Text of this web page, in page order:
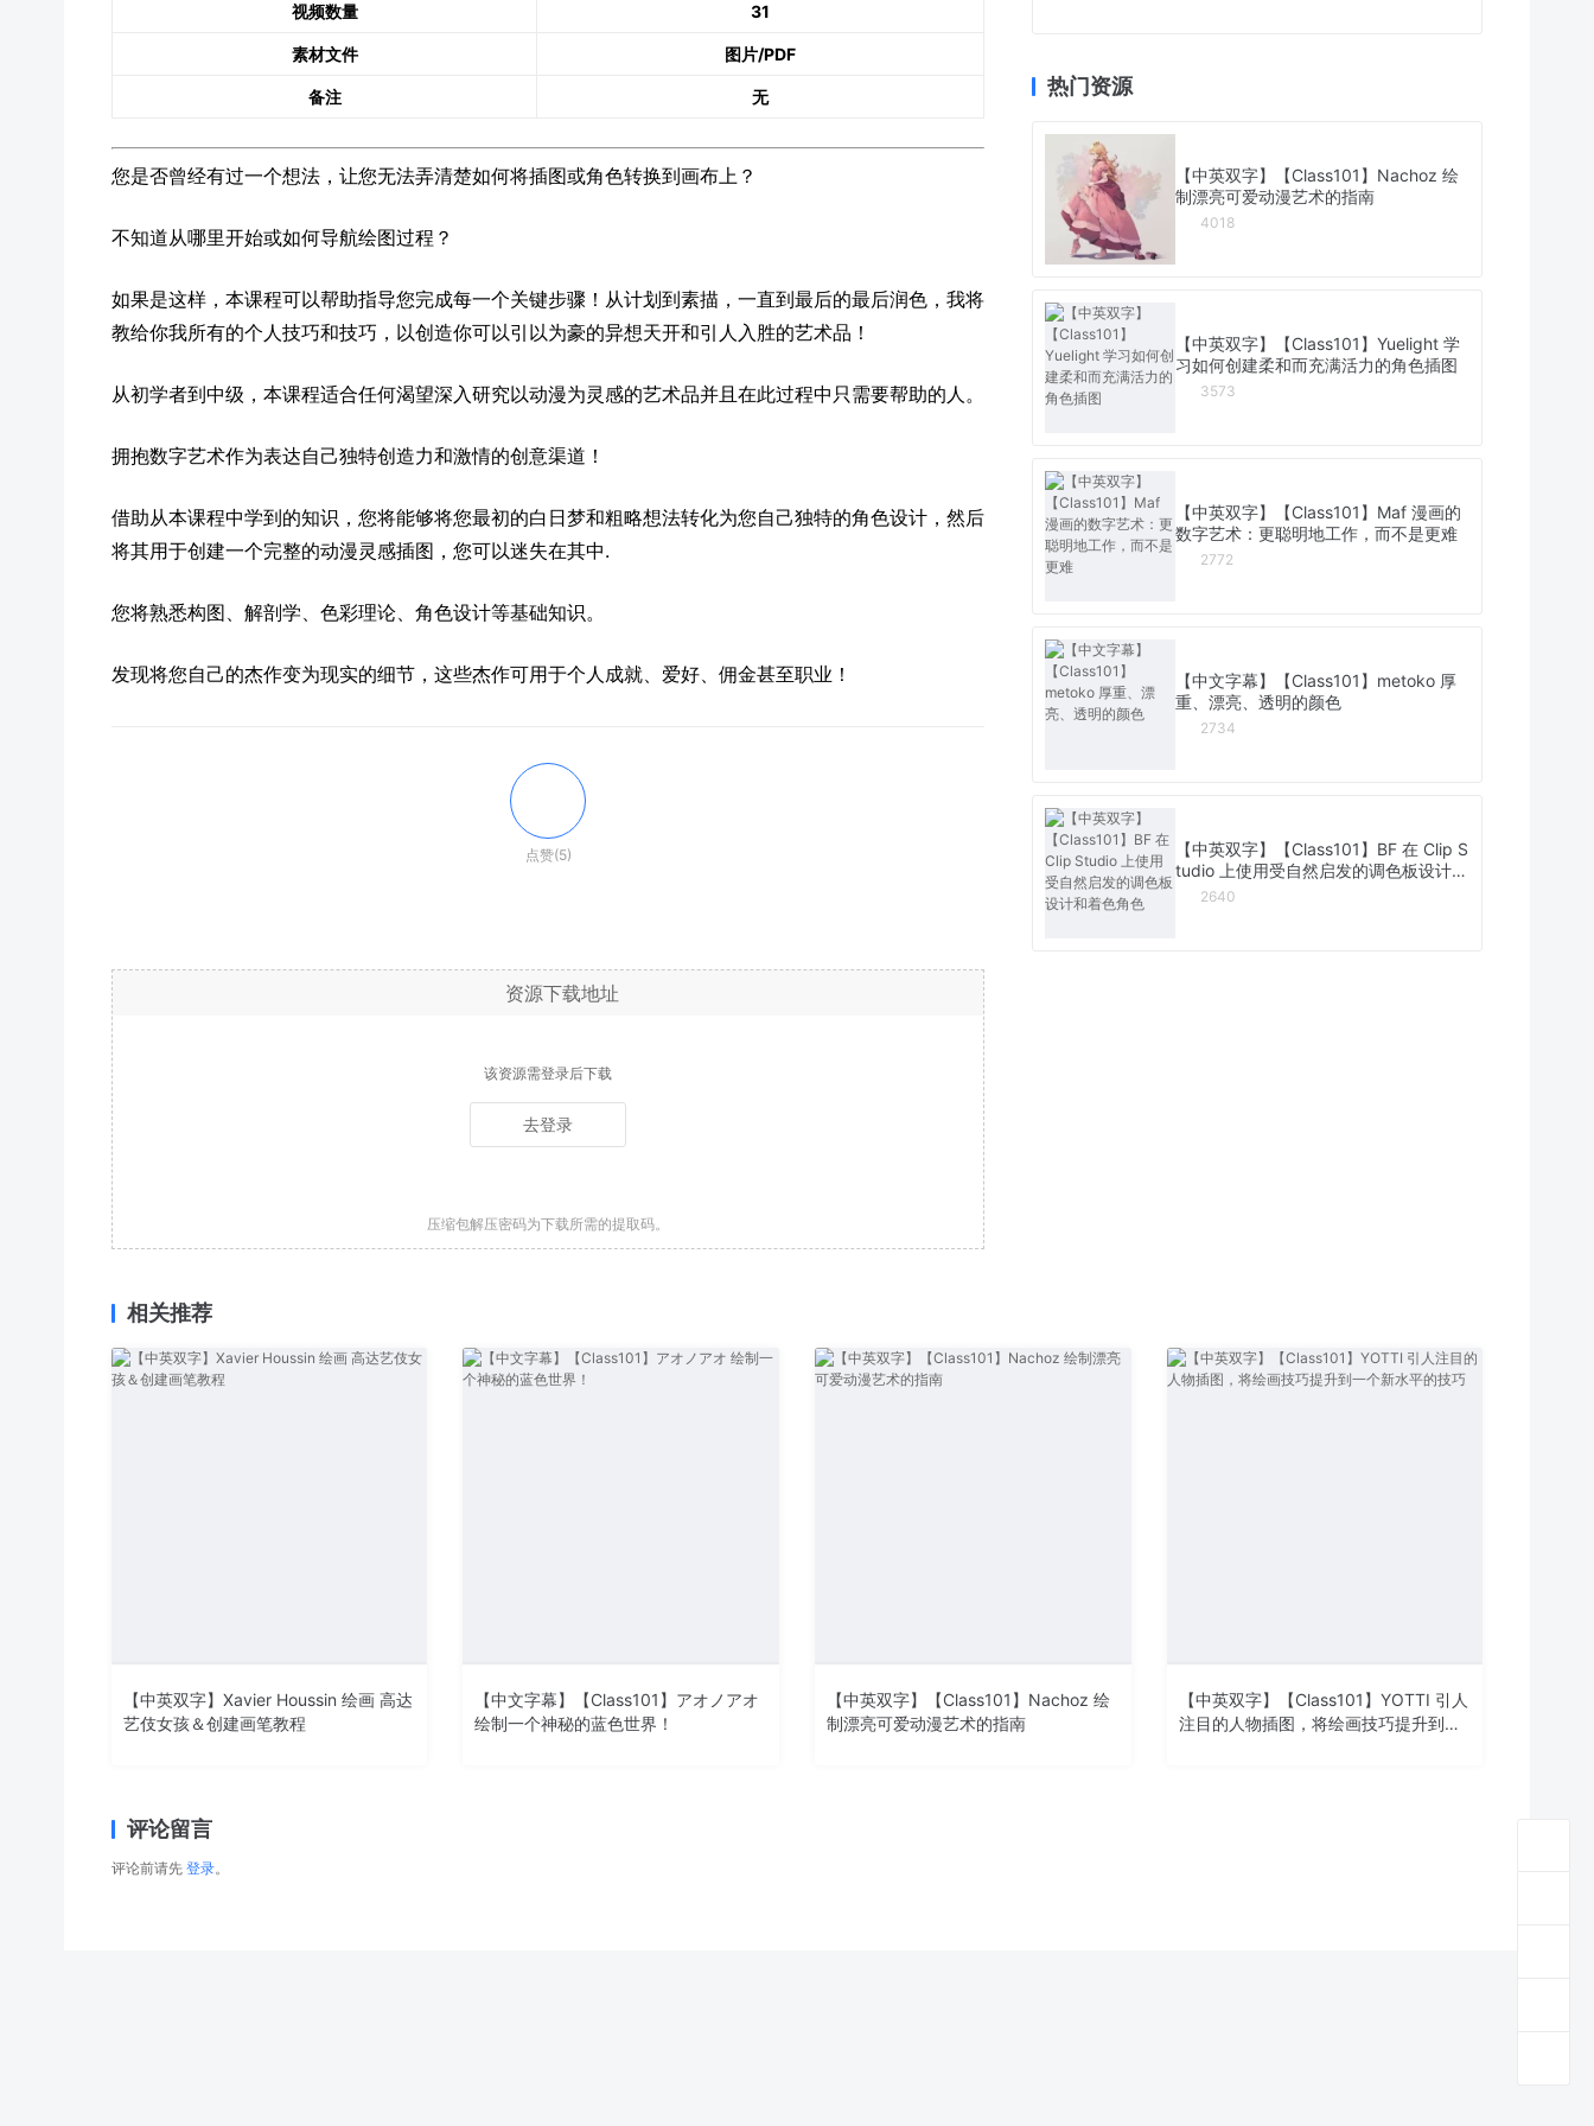
视频数量 31
素材文件 图片/PDF
备注 无
您是否曾经有过一个想法，让您无法弄清楚如何将插图或角色转换到画布上？
不知道从哪里开始或如何导航绘图过程？
如果是这样，本课程可以帮助指导您完成每一个关键步骤！从计划到素描，一直到最后的最后润色，我将
教给你我所有的个人技巧和技巧，以创造你可以引以为豪的异想天开和引人入胜的艺术品！
从初学者到中级，本课程适合任何渴望深入研究以动漫为灵感的艺术品并且在此过程中只需要帮助的人。
拥抱数字艺术作为表达自己独特创造力和激情的创意渠道！
借助从本课程中学到的知识，您将能够将您最初的白日梦和粗略想法转化为您自己独特的角色设计，然后
将其用于创建一个完整的动漫灵感插图，您可以迷失在其中.
您将熟悉构图、解剖学、色彩理论、角色设计等基础知识。
发现将您自己的杰作变为现实的细节，这些杰作可用于个人成就、爱好、佣金甚至职业！
点赞(5)
资源下载地址
该资源需登录后下载
去登录
压缩包解压密码为下载所需的提取码。
热门资源
【中英双字】【Class101】Nachoz 绘
制漂亮可爱动漫艺术的指南
4018
【中英双字】【Class101】Yuelight 学
习如何创建柔和而充满活力的角色插图
3573
【中英双字】【Class101】Maf 漫画的
数字艺术：更聪明地工作，而不是更难
2772
【中文字幕】【Class101】metoko 厚
重、漂亮、透明的颜色
2734
【中英双字】【Class101】BF 在 Clip S
tudio 上使用受自然启发的调色板设计和
着色角色
2640
相关推荐
【中英双字】Xavier Houssin 绘画 高达
艺伎女孩＆创建画笔教程
【中文字幕】【Class101】アオノアオ
绘制一个神秘的蓝色世界！
【中英双字】【Class101】Nachoz 绘
制漂亮可爱动漫艺术的指南
【中英双字】【Class101】YOTTI 引人
注目的人物插图，将绘画技巧提升到一
评论留言
评论前请先 登录。